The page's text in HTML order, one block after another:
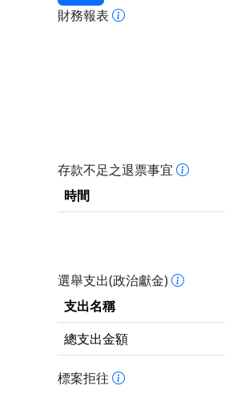
財務報表
存款不足之退票事宜
時間
選舉支出(政治獻金)
支出名稱
總支出金額
標案拒往